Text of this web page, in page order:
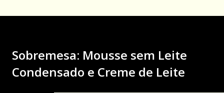
Sobremesa: Mousse sem Leite
Condensado e Creme de Leite